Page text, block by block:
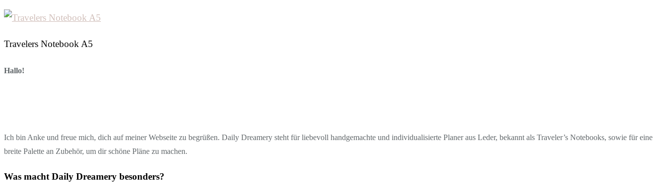
Travelers Notebook A5
Hallo!
Ich bin Anke und freue mich, dich auf meiner Webseite zu begrüßen. Daily Dreamery steht für liebevoll handgemachte und individualisierte Planer aus Leder, bekannt als Traveler’s Notebooks, sowie für eine
breite Palette an Zubehör, um dir schöne Pläne zu machen.
Was macht Daily Dreamery besonders?